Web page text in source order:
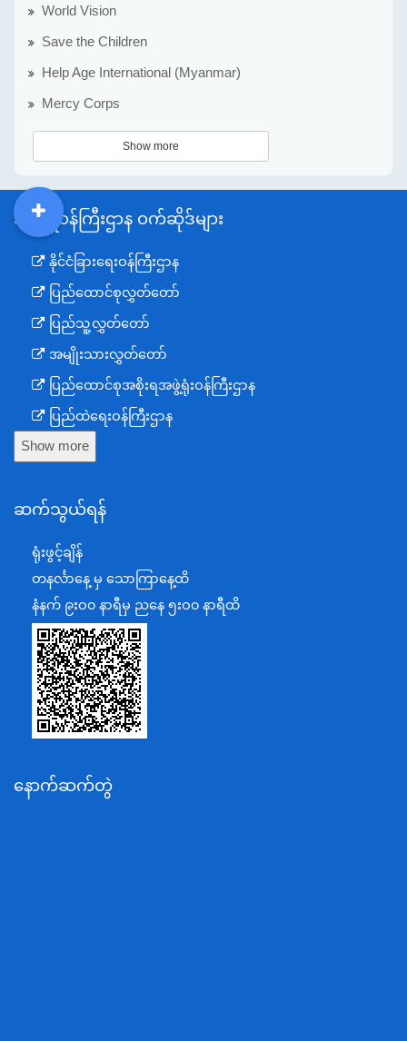
World Vision
Save the Children
Help Age International (Myanmar)
Mercy Corps
Show more
အစိုးရဝန်ကြီးဌာန ဝက်ဆိုဒ်များ
နိုင်ငံခြားရေးဝန်ကြီးဌာန
ပြည်ထောင်စုလွှတ်တော်
ပြည်သူ့လွှတ်တော်
အမျိုးသားလွှတ်တော်
ပြည်ထောင်စုအစိုးရအဖွဲ့ရုံးဝန်ကြီးဌာန
ပြည်ထဲရေးဝန်ကြီးဌာန
ကာကွယ်ရေးဝန်ကြီးဌာန
စီမံကိန်း၊ဘဏ္ဍာရေးနှင့်စက်မှုဝန်ကြီးဌာန
အပြည်ပြည်ဆိုင်ရာပူးပေါင်းဆောင်ရွက်ရေးဝန်ကြီးဌာန
ပြန်ကြားရေးဝန်ကြီးဌာန
သာသနာရေးနှင့် ယဉ်ကျေးမှုဝန်ကြီးဌာန
စိုက်ပျိုးရေး၊မွေးမြူရေးနှင့်ဆည်မြောင်းဝန်ကြီးဌာန
ပို့ဆောင်ရေးနှင့်ဆက်သွယ်ရေးဝန်ကြီးဌာန
သယံဇာတနှင့်ပတ်ဝန်းကျင်ထိန်းသိမ်းရေးဝန်ကြီးဌာန
အလုပ်သမား၊လူဝင်မှုကြီးကြပ်ရေးနှင့်ပြည်သူ့အင်အား
Show more
ဆက်သွယ်ရန်
ရုံးဖွင့်ချိန်
တနင်္လာနေ့ မှ သောကြာနေ့ထိ
နံနက် ၉းဝ၀ နာရီမှ ညနေ ၅းဝ၀ နာရီထိ
နောက်ဆက်တွဲ
DDM